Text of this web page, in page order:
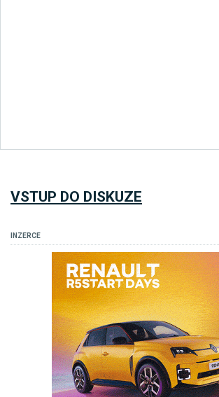
VSTUP DO DISKUZE
INZERCE